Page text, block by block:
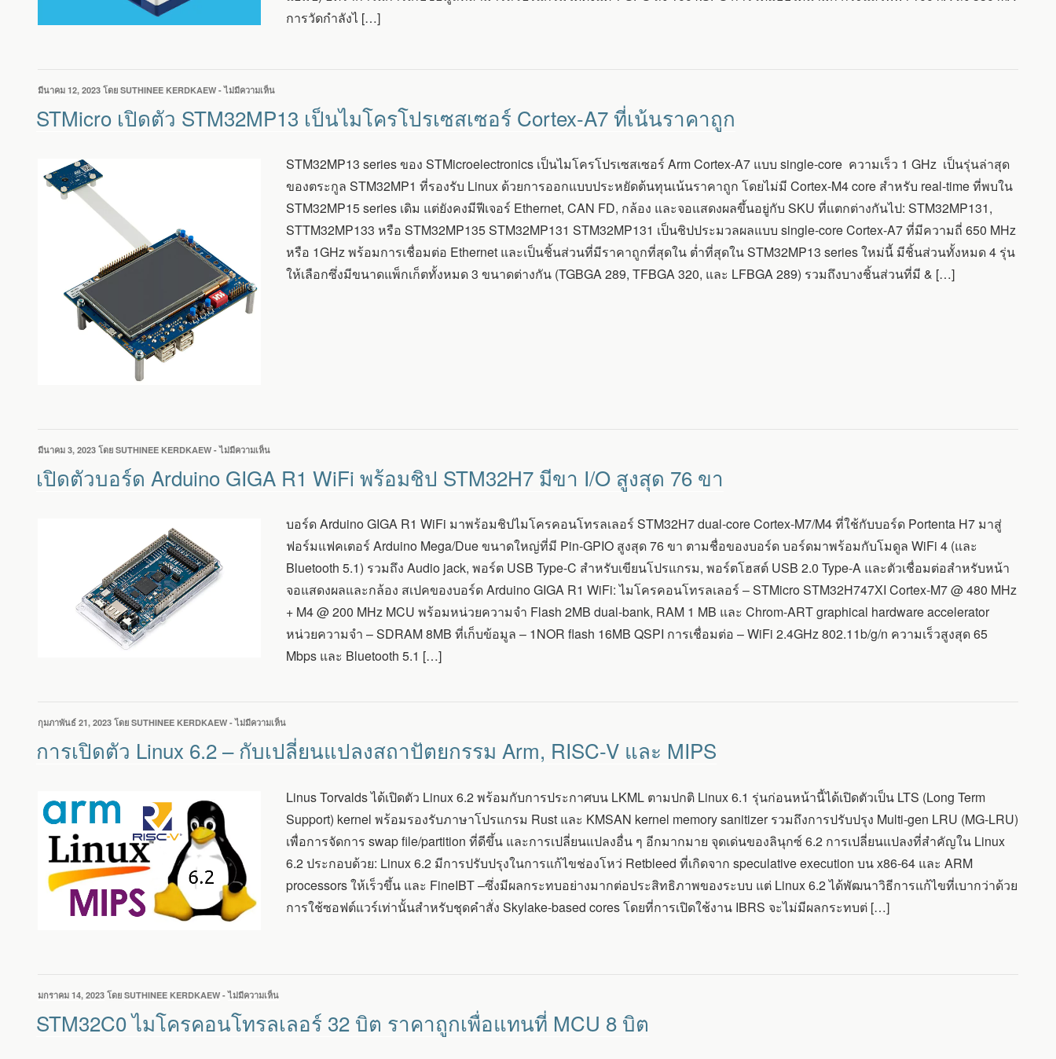
พลังงาน
การวัดกำลังไ […]
เขียน
ที่
มีนาคม 12, 2023 โดย SUTHINEE KERDKAEW -ไม่มีความเห็น
เปิด
เป็น
โปรเซสเซอร์
CORTEX-
เน้น
ราคา
STMicro เปิดตัว STM32MP13 เป็นไมโครโปรเซสเซอร์ Cortex-A7 ที่เน้นราคาถูก
STM32MP13 series ของ STMicroelectronics เป็นไมโครโปรเซสเซอร์ Arm Cortex-A7 แบบ single-core ความเร็ว 1 GHz เป็นรุ่นล่าสุด
ของตระกูล STM32MP1 ที่รองรับ Linux ด้วยการออกแบบประหยัดต้นทุนเน้นราคาถูก โดยไม่มี Cortex-M4 core สำหรับ real-time ที่พบใน
STM32MP15 series เดิม แต่ยังคงมีฟีเจอร์ Ethernet, CAN FD, กล้อง และจอแสดงผลขึ้นอยู่กับ SKU ที่แตกต่างกันไป: STM32MP131,
STTM32MP133 หรือ STM32MP135 STM32MP131 STM32MP131 เป็นชิปประมวลผลแบบ single-core Cortex-A7 ที่มีความถี่ 650 MHz
หรือ 1GHz พร้อมการเชื่อมต่อ Ethernet และเป็นชิ้นส่วนที่มีราคาถูกที่สุดใน ต่ำที่สุดใน STM32MP13 series ใหม่นี้ มีชิ้นส่วนทั้งหมด 4 รุ่น
ให้เลือกซึ่งมีขนาดแพ็กเก็ตทั้งหมด 3 ขนาดต่างกัน (TGBGA 289, TFBGA 320, และ LFBGA 289) รวมถึงบางชิ้นส่วนที่มี & […]
เขียน
ที่
มีนาคม 3, 2023 โดย SUTHINEE KERDKAEW -ไม่มีความเห็น
ตัว
GIGA
พร้อม
เปิดตัวบอร์ด Arduino GIGA R1 WiFi พร้อมชิป STM32H7 มีขา I/O สูงสุด 76 ขา
บอร์ด Arduino GIGA R1 WiFi มาพร้อมชิปไมโครคอนโทรลเลอร์ STM32H7 dual-core Cortex-M7/M4 ที่ใช้กับบอร์ด Portenta H7 มาสู่
ฟอร์มแฟคเตอร์ Arduino Mega/Due ขนาดใหญ่ที่มี Pin-GPIO สูงสุด 76 ขา ตามชื่อของบอร์ด บอร์ดมาพร้อมกับโมดูล WiFi 4 (และ
Bluetooth 5.1) รวมถึง Audio jack, พอร์ต USB Type-C สำหรับเขียนโปรแกรม, พอร์ตโฮสต์ USB 2.0 Type-A และตัวเชื่อมต่อสำหรับหน้า
จอแสดงผลและกล้อง สเปคของบอร์ด Arduino GIGA R1 WiFi: ไมโครคอนโทรลเลอร์ – STMicro STM32H747XI Cortex-M7 @ 480 MHz
+ M4 @ 200 MHz MCU พร้อมหน่วยความจำ Flash 2MB dual-bank, RAM 1 MB และ Chrom-ART graphical hardware accelerator
หน่วยความจำ – SDRAM 8MB ที่เก็บข้อมูล – 1NOR flash 16MB QSPI การเชื่อมต่อ – WiFi 2.4GHz 802.11b/g/n ความเร็วสูงสุด 65
Mbps และ Bluetooth 5.1 […]
เขียน
ที่
กุมภาพันธ์ 21, 2023 โดย SUTHINEE KERDKAEW -ไม่มีความเห็น
การ
เปิด
6.2
–
กับ
เปลี่ยนแปลง
สถาปัตยกรรม
ARM,
RISC-
การเปิดตัว Linux 6.2 – กับเปลี่ยนแปลงสถาปัตยกรรม Arm, RISC-V และ MIPS
Linus Torvalds ได้เปิดตัว Linux 6.2 พร้อมกับการประกาศบน LKML ตามปกติ Linux 6.1 รุ่นก่อนหน้านี้ได้เปิดตัวเป็น LTS (Long Term
Support) kernel พร้อมรองรับภาษาโปรแกรม Rust และ KMSAN kernel memory sanitizer รวมถึงการปรับปรุง Multi-gen LRU (MG-LRU)
เพื่อการจัดการ swap file/partition ที่ดีขึ้น และการเปลี่ยนแปลงอื่น ๆ อีกมากมาย จุดเด่นของลินุกซ์ 6.2 การเปลี่ยนแปลงที่สำคัญใน Linux
6.2 ประกอบด้วย: Linux 6.2 มีการปรับปรุงในการแก้ไขช่องโหว่ Retbleed ที่เกิดจาก speculative execution บน x86-64 และ ARM
processors ให้เร็วขึ้น และ FineIBT –ซึ่งมีผลกระทบอย่างมากต่อประสิทธิภาพของระบบ แต่ Linux 6.2 ได้พัฒนาวิธีการแก้ไขที่เบากว่าด้วย
การใช้ซอฟต์แวร์เท่านั้นสำหรับชุดคำสั่ง Skylake-based cores โดยที่การเปิดใช้งาน IBRS จะไม่มีผลกระทบต่ […]
เขียน
ที่
มกราคม 14, 2023 โดย SUTHINEE KERDKAEW -ไม่มีความเห็น
ไมโคร
STM32C0 ไมโครคอนโทรลเลอร์ 32 บิต ราคาถูกเพื่อแทนที่ MCU 8 บิต